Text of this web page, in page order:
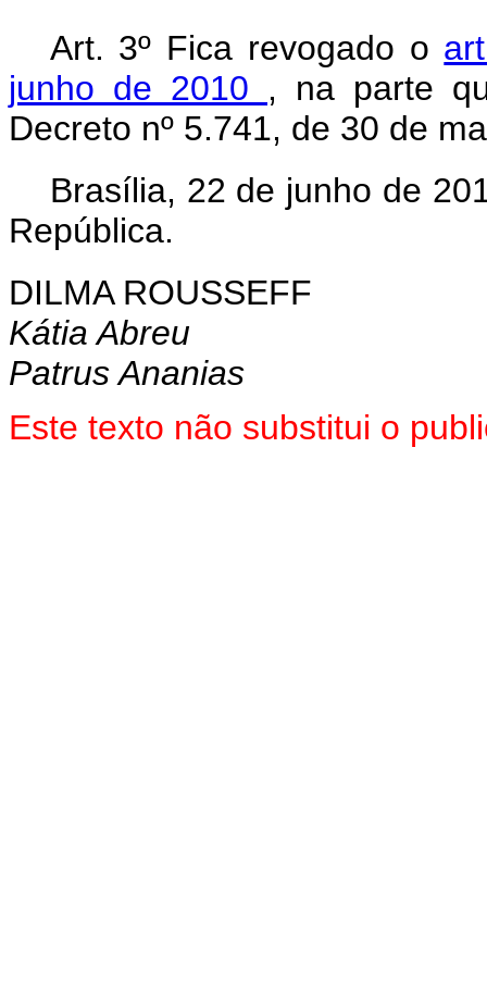
Art. 3º Fica revogado o
junho de 2010 , na parte
Decreto nº 5.741, de 30 de
Brasília, 22 de junho de
República.
DILMA ROUSSEFF
Kátia Abreu
Patrus Ananias
Este texto não substitui o